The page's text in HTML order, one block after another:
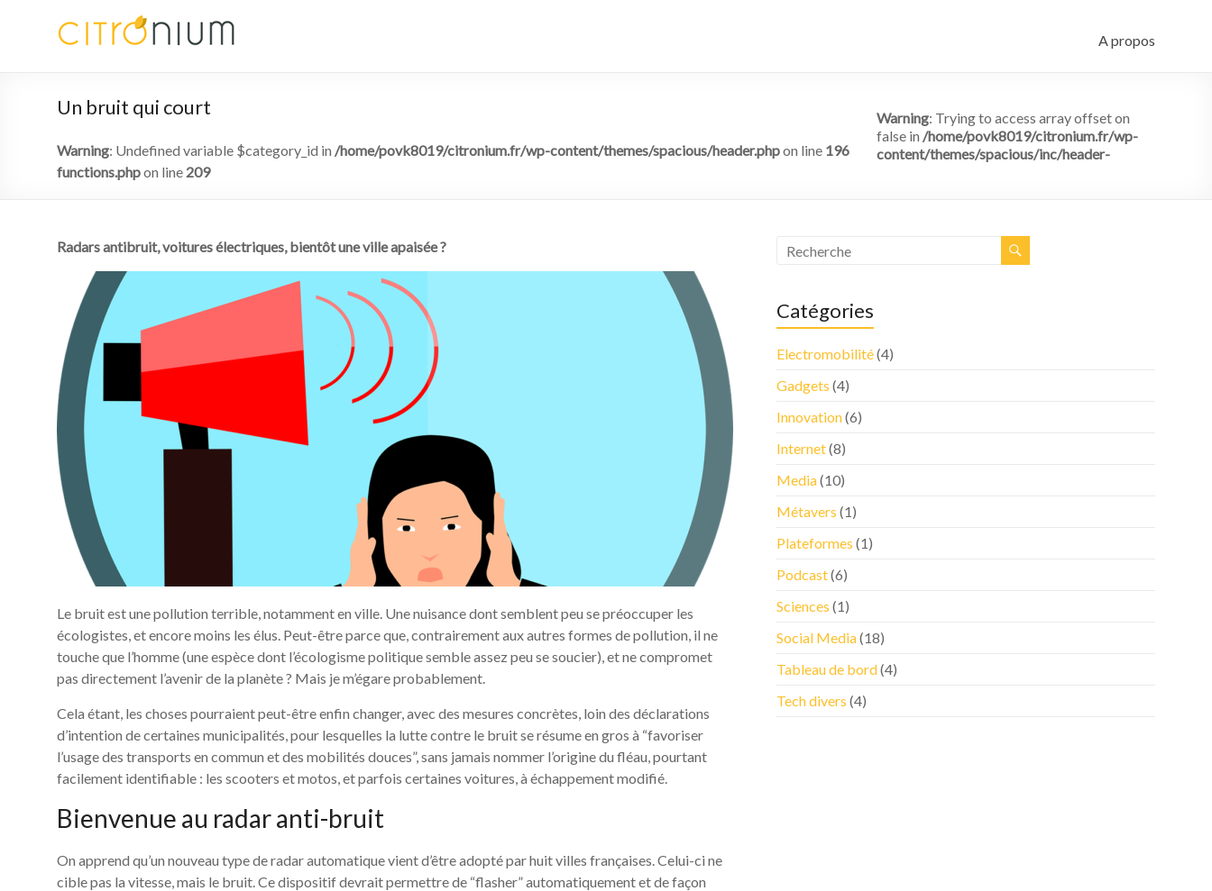
A propos
Un bruit qui court
Warning: Undefined variable $category_id in /home/povk8019/citronium.fr/wp-content/themes/spacious/header.phpon line 196
Warning: Trying to access array offset on
false in /home/povk8019/citronium.fr/wp-
content/themes/spacious/inc/header-
functions.phpon line 209
Radars antibruit, voitures électriques, bientôt une ville apaisée ?
Le bruit est une pollution terrible, notamment en ville. Une nuisance dont semblent peu se préoccuper les
écologistes, et encore moins les élus. Peut-être parce que, contrairement aux autres formes de pollution, il ne
touche que l’homme (une espèce dont l’écologisme politique semble assez peu se soucier), et ne compromet
pas directement l’avenir de la planète ? Mais je m’égare probablement.
Cela étant, les choses pourraient peut-être enfin changer, avec des mesures concrètes, loin des déclarations
d’intention de certaines municipalités, pour lesquelles la lutte contre le bruit se résume en gros à “favoriser
l’usage des transports en commun et des mobilités douces”, sans jamais nommer l’origine du fléau, pourtant
facilement identifiable : les scooters et motos, et parfois certaines voitures, à échappement modifié.
Bienvenue au radar anti-bruit
On apprend qu’un nouveau type de radar automatique vient d’être adopté par huit villes françaises. Celui-ci ne
cible pas la vitesse, mais le bruit. Ce dispositif devrait permettre de “flasher” automatiquement et de façon
Catégories
Electromobilité(4)
Gadgets (4)
Innovation(6)
Internet(8)
Media(10)
Métavers (1)
Plateformes (1)
Podcast(6)
Sciences (1)
Social Media(18)
Tableau de bord(4)
Tech divers (4)